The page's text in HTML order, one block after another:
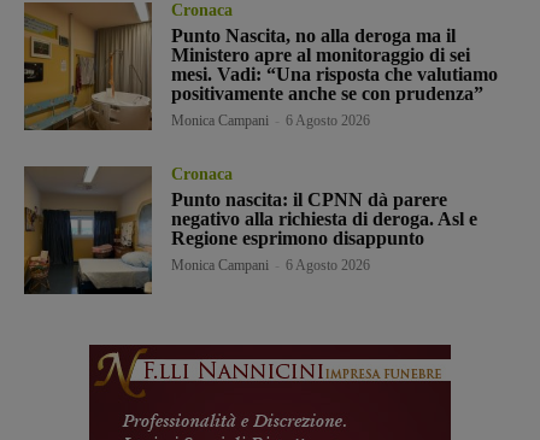
Cronaca
Punto Nascita, no alla deroga ma il
Ministero apre al monitoraggio di sei
mesi. Vadi: “Una risposta che valutiamo
positivamente anche se con prudenza”
Monica Campani 6 Agosto 2026
Cronaca
Punto nascita: il CPNN dà parere
negativo alla richiesta di deroga. Asl e
Regione esprimono disappunto
Monica Campani 6 Agosto 2026